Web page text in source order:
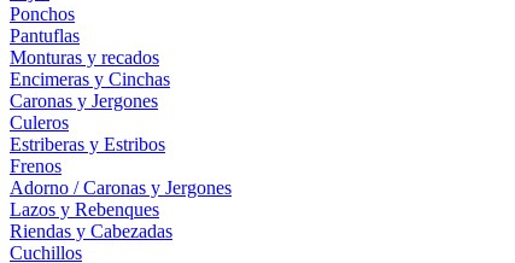
Ponchos
Pantuflas
Monturas y recados
Encimeras y Cinchas
Caronas y Jergones
Culeros
Estriberas y Estribos
Frenos
Adorno / Caronas y Jergones
Lazos y Rebenques
Riendas y Cabezadas
Cuchillos